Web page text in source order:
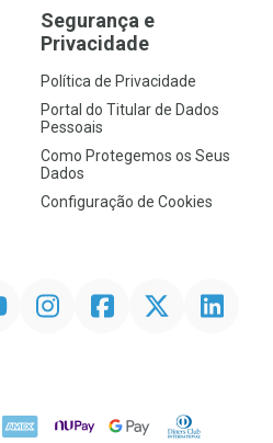
Segurança e
Privacidade
Política de Privacidade
Portal do Titular de Dados
Pessoais
Como Protegemos os Seus
Dados
Configuração de Cookies
InstagramFacebookTwitter Linkedin
AMEX NuPay Google PayDiners Club